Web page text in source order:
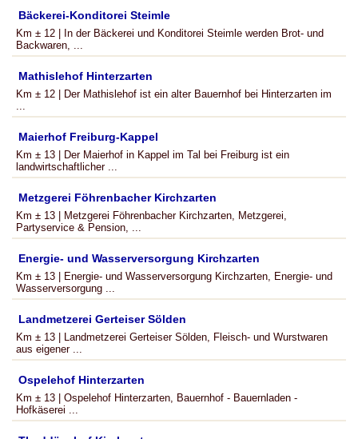
Bäckerei-Konditorei Steimle
Km ± 12 | In der Bäckerei und Konditorei Steimle werden Brot- und
Backwaren, ...
Mathislehof Hinterzarten
Km ± 12 | Der Mathislehof ist ein alter Bauernhof bei Hinterzarten im
...
Maierhof Freiburg-Kappel
Km ± 13 | Der Maierhof in Kappel im Tal bei Freiburg ist ein
landwirtschaftlicher ...
Metzgerei Föhrenbacher Kirchzarten
Km ± 13 | Metzgerei Föhrenbacher Kirchzarten, Metzgerei,
Partyservice & Pension, ...
Energie- und Wasserversorgung Kirchzarten
Km ± 13 | Energie- und Wasserversorgung Kirchzarten, Energie- und
Wasserversorgung ...
Landmetzerei Gerteiser Sölden
Km ± 13 | Landmetzerei Gerteiser Sölden, Fleisch- und Wurstwaren
aus eigener ...
Ospelehof Hinterzarten
Km ± 13 | Ospelehof Hinterzarten, Bauernhof - Bauernladen -
Hofkäserei ...